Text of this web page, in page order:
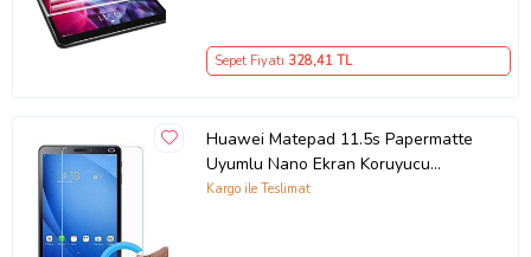
Sepet Fiyatı 328,41 TL
Huawei Matepad 11.5s Papermatte
Uyumlu Nano Ekran Koruyucu
(Şeffaf)
Kargo ile Teslimat